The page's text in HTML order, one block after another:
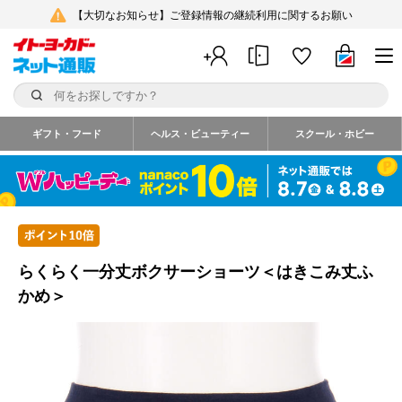
【大切なお知らせ】ご登録情報の継続利用に関するお願い
ギフト・フード ヘルス・ビューティー スクール・ホビー
らくらく一分丈ボクサーショーツ＜はきこみ丈ふ
かめ＞